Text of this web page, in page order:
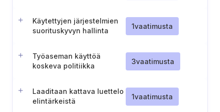
Käytettyjen järjestelmien
suorituskyvyn hallinta
1vaatimusta
Työaseman käyttöä
koskeva politiikka
3vaatimusta
Laaditaan kattava luettelo
elintärkeistä
1vaatimusta